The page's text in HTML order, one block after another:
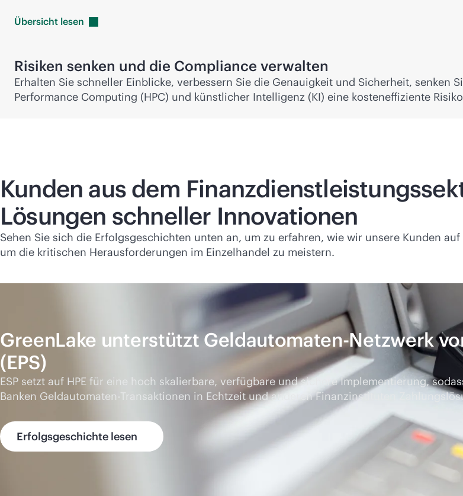
Übersicht lesen
Risiken senken und die Compliance verwalten
Erhalten Sie schneller Einblicke, verbessern Sie die Genauigkeit und Sicherheit, senken
Performance Computing (HPC) und künstlicher Intelligenz (KI) eine kosteneffiziente
Kunden aus dem
Lösungen schneller Innovationen
Sehen Sie sich die Erfolgsgeschichten unten an, um zu erfahren, wie wir unsere Kunden
um die kritischen Herausforderungen im Einzelhandel zu meistern.
GreenLake unterstützt Geldautomaten-Netzwerk
(EPS)
ESP setzt auf HPE für eine hoch skalierbare, verfügbare und sichere Implementierung,
Banken Geldautomaten-Transaktionen in Echtzeit und anderen Finanzinstituten
Erfolgsgeschichte lesen